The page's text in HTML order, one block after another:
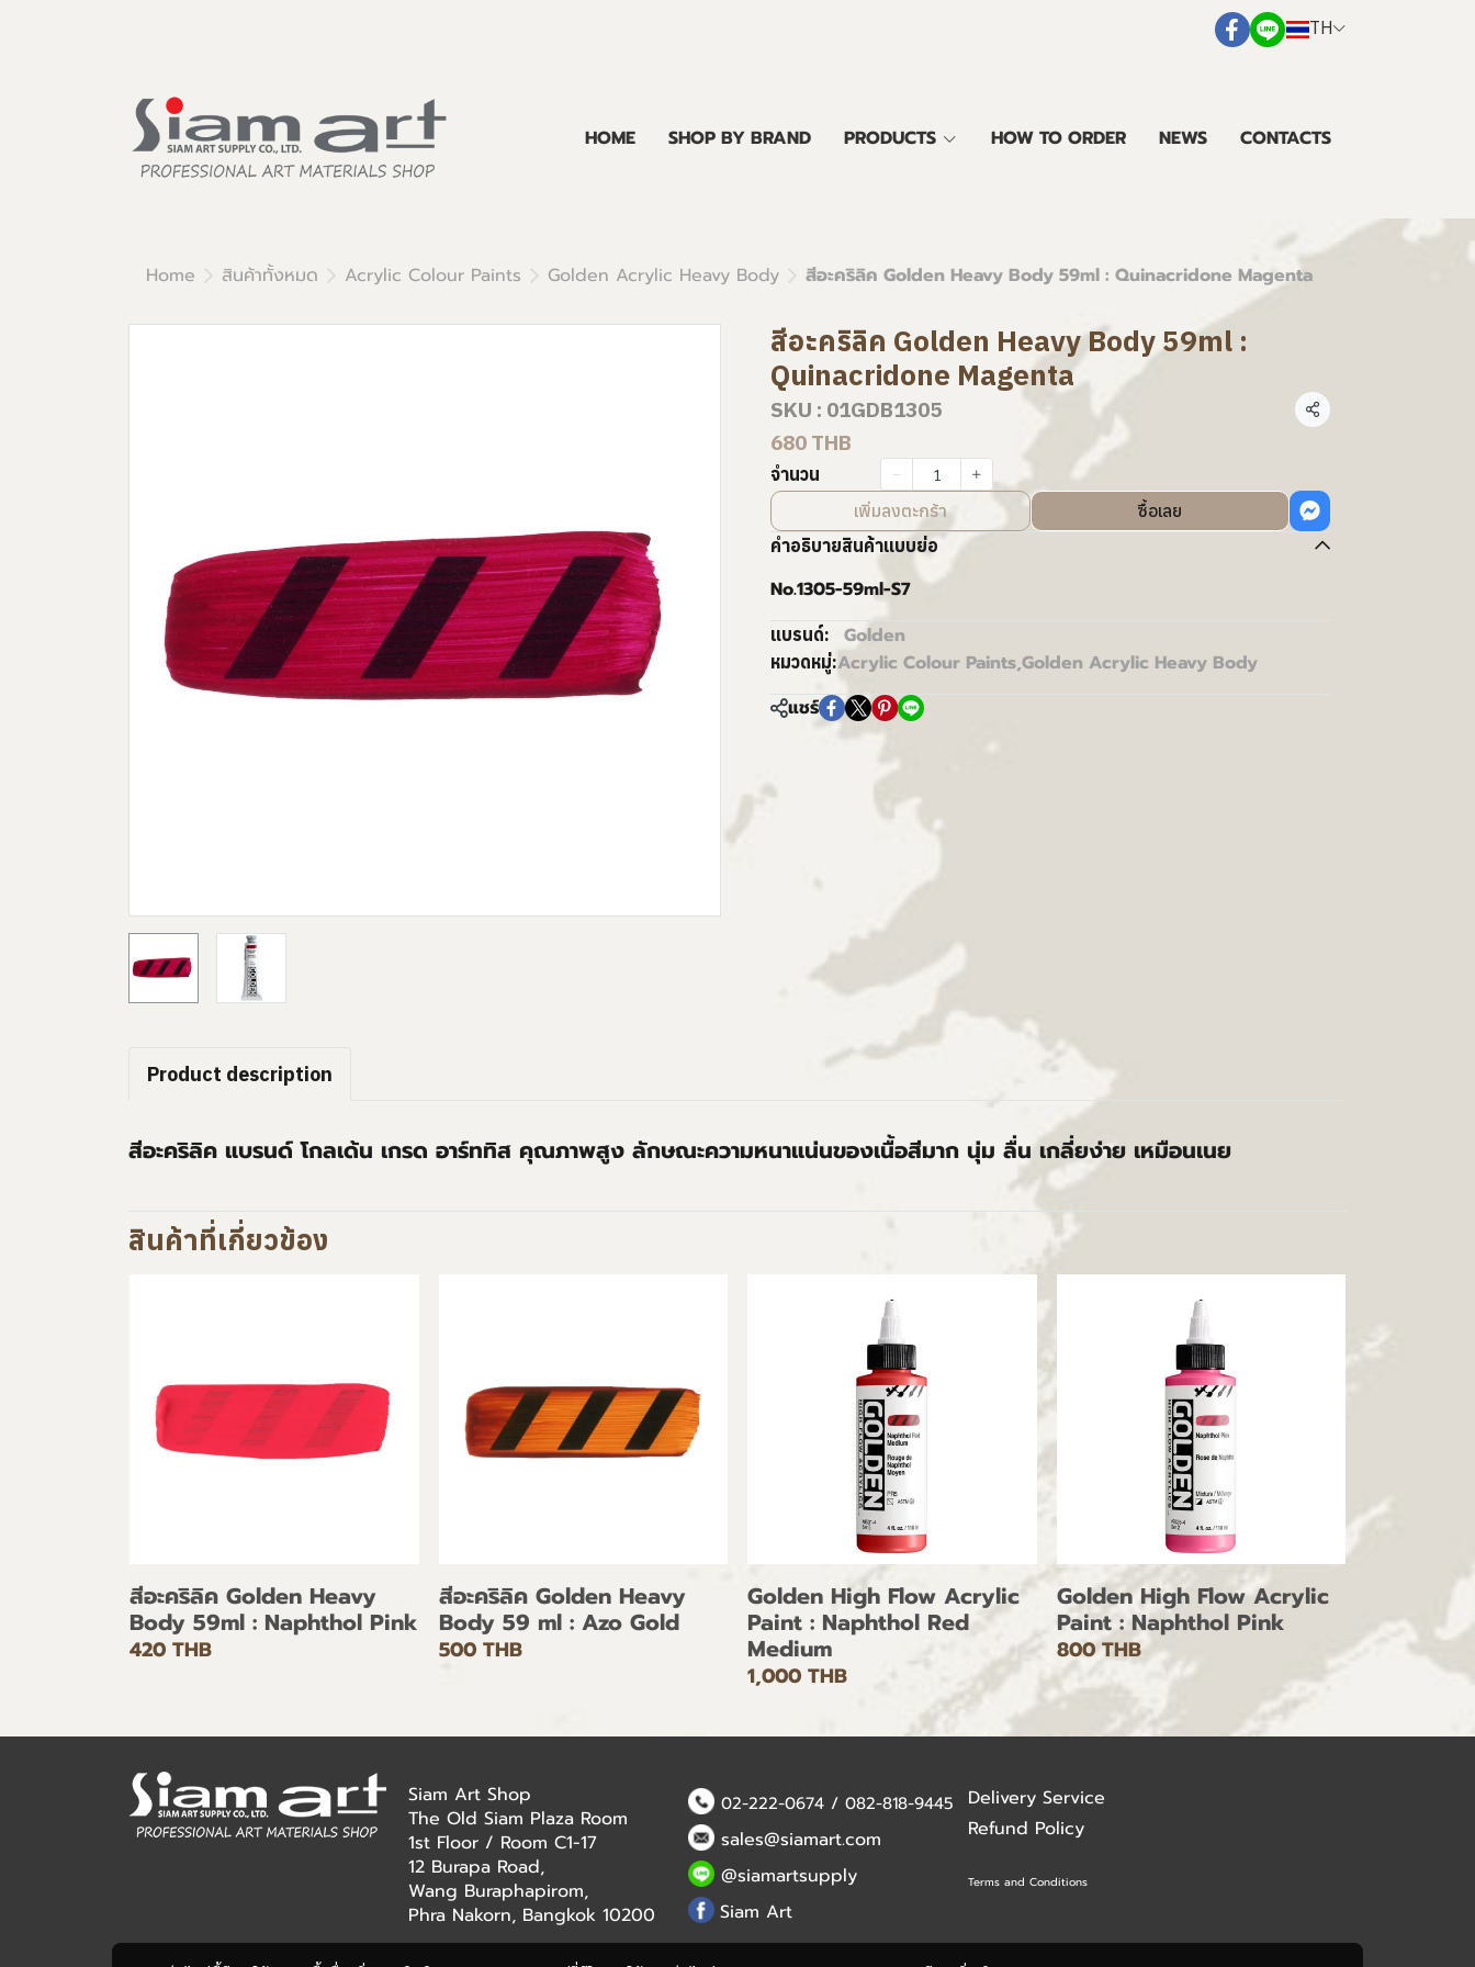
TH
HOME SHOP BY BRAND PRODUCTS HOW TO ORDER NEWS CONTACTS
Home สินค้าทั้งหมด Acrylic Colour Paints Golden Acrylic Heavy Body สีอะคริลิค Golden Heavy Body 59ml : Quinacridone Magenta
สีอะคริลิค Golden Heavy Body 59ml :
Quinacridone Magenta
SKU : 01GDB1305 แชร์
680 THB
จำนวน
เพิ่มลงตะกร้า
ซื้อเลย
คำอธิบายสินค้าแบบย่อ
No.1305-59ml-S7
แบรนด์: Golden
หมวดหมู่:Acrylic Colour Paints,Golden Acrylic Heavy Body
แชร์
Product description
สีอะคริลิค แบรนด์ โกลเด้น เกรด อาร์ททิส คุณภาพสูง ลักษณะความหนาแน่นของเนื้อสีมาก นุ่ม ลื่น เกลี่ยง่าย เหมือนเนย
สินค้าที่เกี่ยวข้อง
สีอะคริลิค Golden Heavy
Body 59ml : Naphthol Pink
420 THB
สีอะคริลิค Golden Heavy
Body 59 ml : Azo Gold
500 THB
Golden High Flow Acrylic
Paint : Naphthol Red
Medium
1,000 THB
Golden High Flow Acrylic
Paint : Naphthol Pink
800 THB
Siam Art Shop
The Old Siam Plaza Room
1st Floor / Room C1-17
12 Burapa Road,
Wang Buraphapirom,
Phra Nakorn, Bangkok 10200
02-222-0674 / 082-818-9445
sales@siamart.com
@siamartsupply
Siam Art
Delivery Service
Refund Policy
Terms and Conditions